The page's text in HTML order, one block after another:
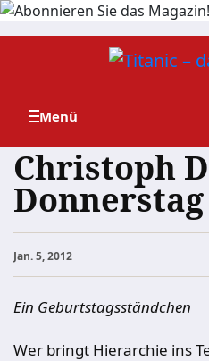
Zum
Christoph
Donnerstag
Jan. 5, 2012
Ein Geburtstagsständchen
Wer bringt Hierarchie ins